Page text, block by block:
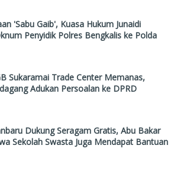
'Sabu Gaib', Kuasa Hukum Junaidi
Penyidik Polres Bengkalis ke Polda
Sukaramai Trade Center Memanas,
Adukan Persoalan ke DPRD
Dukung Seragam Gratis, Abu Bakar
Sekolah Swasta Juga Mendapat Bantuan